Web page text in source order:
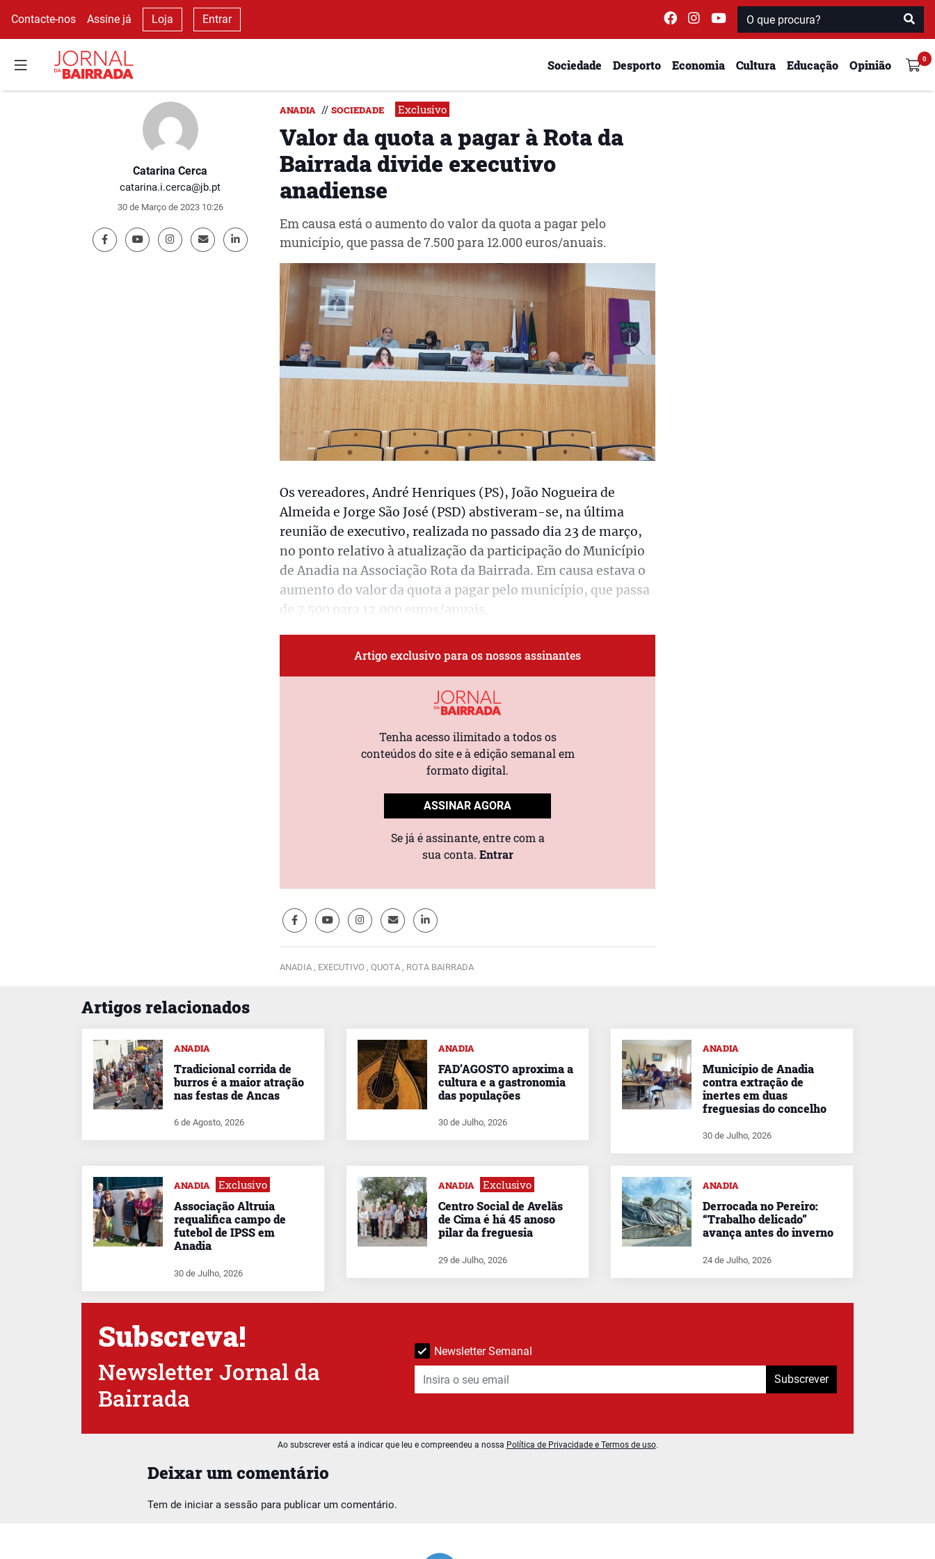
Contacte-nos Assine já Loja Entrar
Sociedade Desporto Economia Cultura Educação Opinião
Catarina Cerca
catarina.i.cerca@jb.pt
30 de Março de 2023 10:26
ANADIA // SOCIEDADE Exclusivo
Valor da quota a pagar à Rota da
Bairrada divide executivo
anadiense
Em causa está o aumento do valor da quota a pagar pelo
município, que passa de 7.500 para 12.000 euros/anuais.
Os vereadores, André Henriques (PS), João Nogueira de
Almeida e Jorge São José (PSD) abstiveram-se, na última
reunião de executivo, realizada no passado dia 23 de março,
no ponto relativo à atualização da participação do Município
de Anadia na Associação Rota da Bairrada. Em causa estava o
aumento do valor da quota a pagar pelo município, que passa
de 7.500 para 12.000 euros/anuais.
Artigo exclusivo para os nossos assinantes
Tenha acesso ilimitado a todos os
conteúdos do site e à edição semanal em
formato digital.
ASSINAR AGORA
Se já é assinante, entre com a
sua conta. Entrar
ANADIA , EXECUTIVO , QUOTA , ROTA BAIRRADA
Artigos relacionados
Deixar um comentário
Tem de iniciar a sessão para publicar um comentário.
ANADIA
Tradicional corrida de
burros é a maior atração
nas festas de Ancas
6 de Agosto, 2026
ANADIA
FAD’AGOSTO aproxima a
cultura e a gastronomia
das populações
30 de Julho, 2026
ANADIA
Município de Anadia
contra extração de
inertes em duas
freguesias do concelho
30 de Julho, 2026
ANADIA Exclusivo
Associação Altruia
requalifica campo de
futebol de IPSS em
Anadia
30 de Julho, 2026
ANADIA Exclusivo
Centro Social de Avelãs
de Cima é há 45 anoso
pilar da freguesia
29 de Julho, 2026
ANADIA
Derrocada no Pereiro:
“Trabalho delicado”
avança antes do inverno
24 de Julho, 2026
Subscreva!
Newsletter Jornal da
Bairrada
Newsletter Semanal
Subscrever
Ao subscrever está a indicar que leu e compreendeu a nossa Política de Privacidade e Termos de uso.